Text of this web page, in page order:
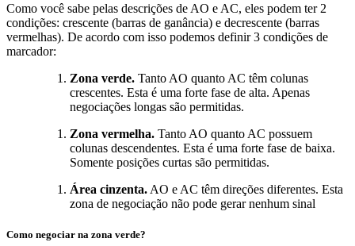
Como você sabe pelas descrições de AO e AC, eles podem ter 2
condições: crescente (barras de ganância) e decrescente (barras
vermelhas). De acordo com isso podemos definir 3 condições de
marcador:
Zona verde. Tanto AO quanto AC têm colunas
crescentes. Esta é uma forte fase de alta. Apenas
negociações longas são permitidas.
Zona vermelha. Tanto AO quanto AC possuem
colunas descendentes. Esta é uma forte fase de baixa.
Somente posições curtas são permitidas.
Área cinzenta. AO e AC têm direções diferentes. Esta
zona de negociação não pode gerar nenhum sinal
Como negociar na zona verde?